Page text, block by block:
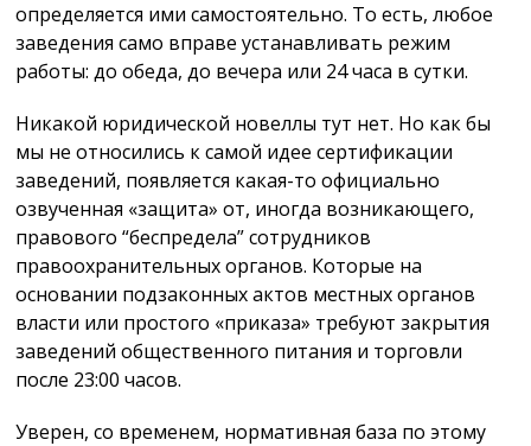
определяется ими самостоятельно. То есть, любое
заведения само вправе устанавливать режим
работы: до обеда, до вечера или 24 часа в сутки.
Никакой юридической новеллы тут нет. Но как бы
мы не относились к самой идее сертификации
заведений, появляется какая-то официально
озвученная «защита» от, иногда возникающего,
правового “беспредела” сотрудников
правоохранительных органов. Которые на
основании подзаконных актов местных органов
власти или простого «приказа» требуют закрытия
заведений общественного питания и торговли
после 23:00 часов.
Уверен, со временем, нормативная база по этому